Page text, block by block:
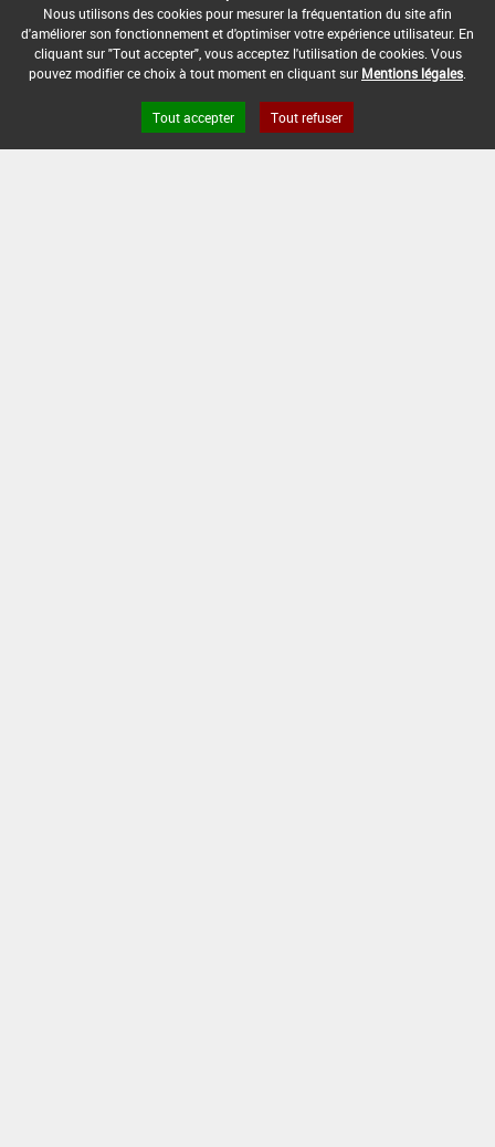
DATE DE FIN D'UTILISATION :
04/01/2022
[12703203] Vigne*Trt Part.Aer.*Mildiou(s)
Nous utilisons des cookies pour mesurer la fréquentation du site afin
d'améliorer son fonctionnement et d'optimiser votre expérience utilisateur. En
cliquant sur "Tout accepter", vous acceptez l'utilisation de cookies. Vous
pouvez modifier ce choix à tout moment en cliquant sur Mentions légales
Tout accepter Tout refuser